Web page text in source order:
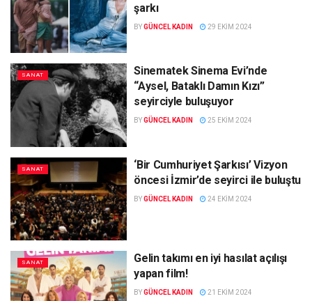
şarkı
BYGÜNCEL KADIN 29 EKIM 2024
SANAT
Sinematek Sinema Evi’nde
“Aysel, Bataklı Damın Kızı”
seyirciyle buluşuyor
BYGÜNCEL KADIN 25 EKIM 2024
SANAT
‘Bir Cumhuriyet Şarkısı’ Vizyon
öncesi İzmir’de seyirci ile buluştu
BYGÜNCEL KADIN 24 EKIM 2024
SANAT
Gelin takımı en iyi hasılat açılışı
yapan film!
BYGÜNCEL KADIN 21 EKIM 2024